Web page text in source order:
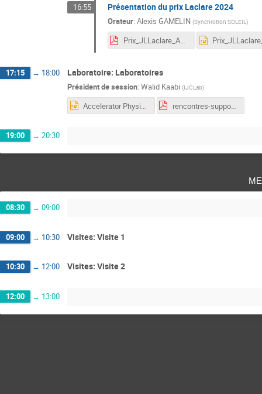
16:55 Présentation du prix Laclare 2024
Orateur: Alexis GAMELIN (Synchrotron SOLEIL)
Prix_JLLaclare_AG_v3.pdf
17:15 → 18:00 Laboratoire: Laboratoires
Président de session: Walid Kaabi (IJCLab)
Accelerator Physics @ IJCLab.pptx rencontres-support_20241015.pdf
19:00 → 20:30
08:30 → 09:00
09:00 → 10:30 Visites: Visite 1
10:30 → 12:00 Visites: Visite 2
12:00 → 13:00